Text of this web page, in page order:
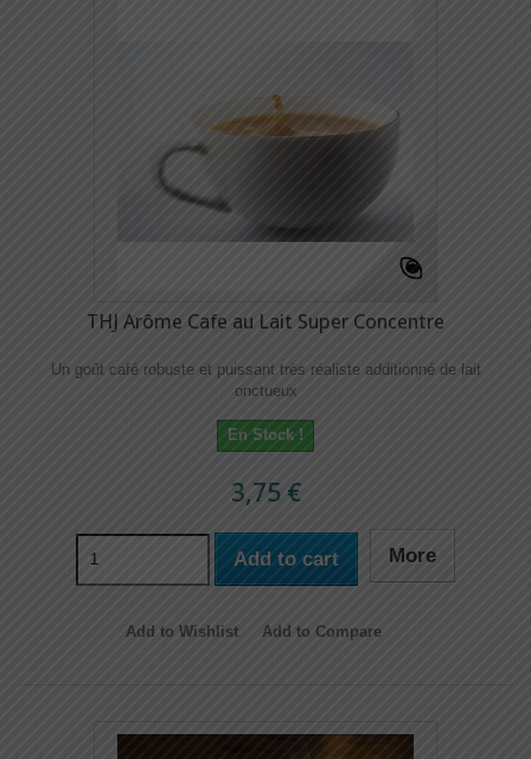
THJ Arôme Cafe au Lait Super Concentre
Un goût café robuste et puissant très réaliste additionné de lait
onctueux
En Stock !
3,75 €
Add to cart More
Add to Wishlist Add to Compare